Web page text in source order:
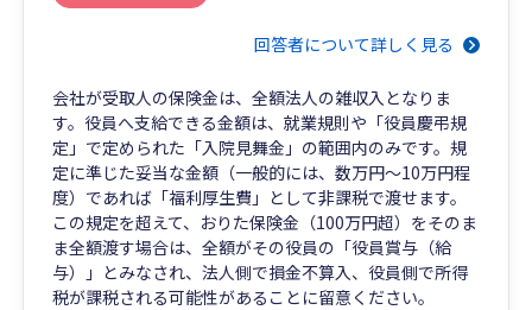
回答者について詳しく見る
会社が受取人の保険金は、全額法人の雑収入となりま
す。役員へ支給できる金額は、就業規則や「役員慶弔規
定」で定められた「入院見舞金」の範囲内のみです。規
定に準じた妥当な金額（一般的には、数万円〜10万円程
度）であれば「福利厚生費」として非課税で渡せます。
この規定を超えて、おりた保険金（100万円超）をそのま
ま全額渡す場合は、全額がその役員の「役員賞与（給
与）」とみなされ、法人側で損金不算入、役員側で所得
税が課税される可能性があることに留意ください。